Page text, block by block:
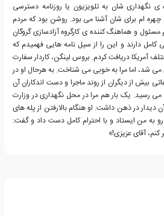
ی نگهداری شان به تلویزیون یا روزنامه دسترسی
چهره ام برای شان آشنا می بود. روشن بود که مردم
مسئول و هماهنگ کننده ی کارگروه آزادسازی گروگان
دارند و این را از سیل نامه هایی فهمیدم که
آمریکا دریافت کردم. بروس لینگن، کاردار سفارت
شد، اما مرا به خوبی می شناخت. به هرحال او در
بیش از دیگران از روند ماجرا و دست اندکاران آن
رسید. یک بار هم مرا در محل نگهداری در وزارت
دیدار در ذهن داشت. او هنگام بالارفتن از پله های
رو به من ایستاد و با احترام کامل دست داد و گفت:
کنم، آقای عزیزی!»